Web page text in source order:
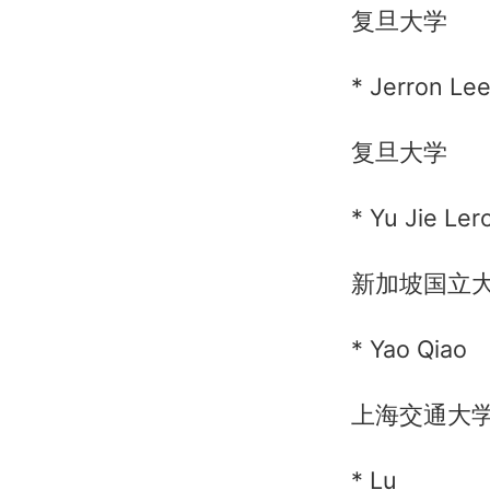
复旦大学
* Jerron Lee
复旦大学
* Yu Jie
新加坡国立
* Yao Qiao
上海交通大
* Lu